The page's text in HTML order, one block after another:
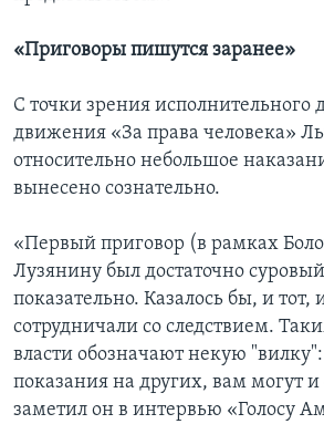
«Приговоры пишутся заранее»
С точки зрения исполнительного
движения «За права человека»
относительно небольшое
вынесено сознательно.
«Первый приговор (в рамках
Лузянину был достаточно
показательно. Казалось бы, и тот,
сотрудничали со следствием.
власти обозначают некую
показания на других, вам могут и
заметил он в интервью «Голосу